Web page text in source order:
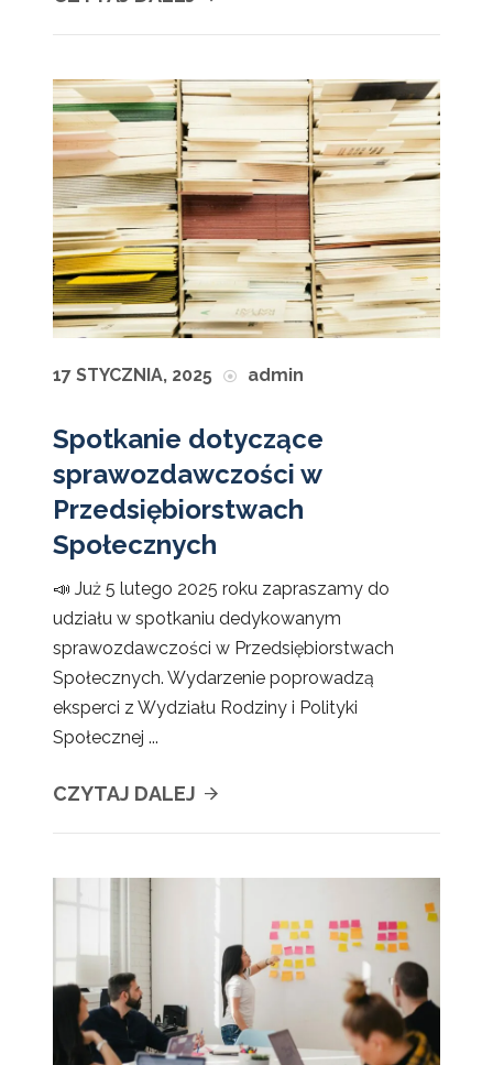
17 STYCZNIA, 2025 admin
Spotkanie dotyczące
sprawozdawczości w
Przedsiębiorstwach
Społecznych
📣 Już 5 lutego 2025 roku zapraszamy do
udziału w spotkaniu dedykowanym
sprawozdawczości w Przedsiębiorstwach
Społecznych. Wydarzenie poprowadzą
eksperci z Wydziału Rodziny i Polityki
Społecznej ...
CZYTAJ DALEJ